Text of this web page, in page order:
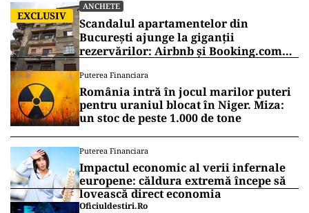
EXCLUSIV
ANCHETE
Scandalul apartamentelor din
București ajunge la giganții
rezervărilor: Airbnb și Booking.com
Puterea Financiara
România intră în jocul marilor puteri
pentru uraniul blocat în Niger. Miza:
un stoc de peste 1.000 de tone
Puterea Financiara
Impactul economic al verii infernale
europene: căldura extremă începe să
lovească direct economia
Oficiuldestiri.ro